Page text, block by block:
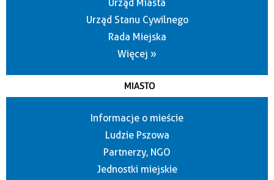
Urząd Miasta
Urząd Stanu Cywilnego
Rada Miejska
Więcej »
MIASTO
Informacje o mieście
Ludzie Pszowa
Partnerzy, NGO
Jednostki miejskie